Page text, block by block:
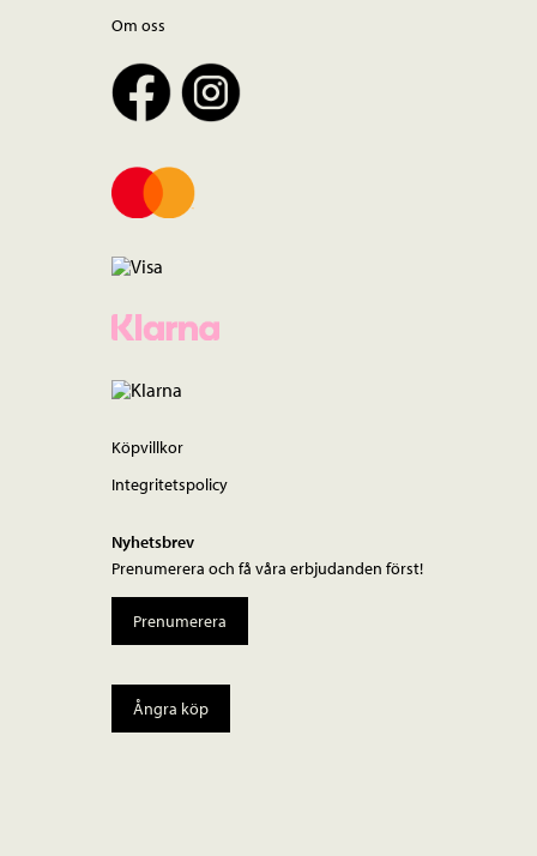
Om oss
Köpvillkor
Integritetspolicy
Nyhetsbrev
Prenumerera och få våra erbjudanden först!
Prenumerera
Ångra köp